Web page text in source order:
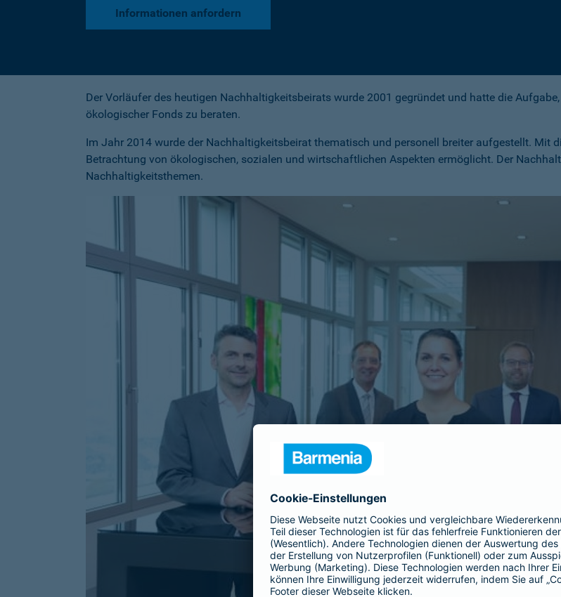
Informationen anfordern
Der Vorläufer des heutigen Nachhaltigkeitsbeirats wurde 2001 gegründet und hatte die
ökologischer Fonds zu beraten.
Im Jahr 2014 wurde der Nachhaltigkeitsbeirat thematisch und personell breiter aufgestellt. Mit
Betrachtung von ökologischen, sozialen und wirtschaftlichen Aspekten ermöglicht. Der
Nachhaltigkeitsthemen.